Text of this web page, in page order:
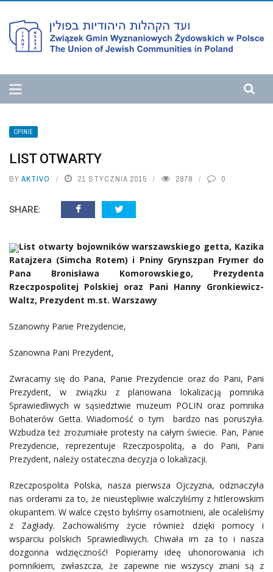
OPINIE
LIST OTWARTY
BY AKTIVO 21 STYCZNIA 2015 2878 0
SHARE:
List otwarty bojowników warszawskiego getta, Kazika
Ratajzera (Simcha Rotem) i Pniny Grynszpan Frymer do
Pana Bronisława Komorowskiego, Prezydenta
Rzeczpospolitej Polskiej oraz Pani Hanny Gronkiewicz-
Waltz, Prezydent m.st. Warszawy
Szanowny Panie Prezydencie,
Szanowna Pani Prezydent,
Zwracamy się do Pana, Panie Prezydencie oraz do Pani, Pani
Prezydent, w związku z planowana lokalizacją pomnika
Sprawiedliwych w sąsiedztwie muzeum POLIN oraz pomnika
Bohaterów Getta. Wiadomość o tym bardzo nas poruszyła.
Wzbudza też zrozumiałe protesty na całym świecie. Pan, Panie
Prezydencie, reprezentuje Rzeczpospolitą, a do Pani, Pani
Prezydent, należy ostateczna decyzja o lokalizacji.
Rzeczpospolita Polska, nasza pierwsza Ojczyzna, odznaczyła
nas orderami za to, że nieustępliwie walczyliśmy z hitlerowskim
okupantem. W walce często byliśmy osamotnieni, ale ocaleliśmy
z Zagłady. Zachowaliśmy życie również dzięki pomocy i
wsparciu polskich Sprawiedliwych. Chwała im za to i nasza
dozgonna wdzięczność! Popieramy ideę uhonorowania ich
pomnikiem, zwłaszcza, że zapewne nie wszyscy znani są z